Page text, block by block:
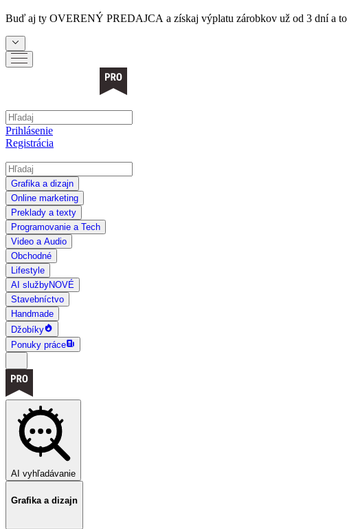
Buď aj ty OVERENÝ PREDAJCA a získaj výplatu zárobkov už od 3 dní a
Prihlásenie
Registrácia
Grafika a dizajn
Online marketing
Preklady a texty
Programovanie a Tech
Video a Audio
Obchodné
Lifestyle
AI službyNOVÉ
Stavebníctvo
Handmade
Džobíky
Ponuky práce
AI vyhľadávanie
Grafika a dizajn